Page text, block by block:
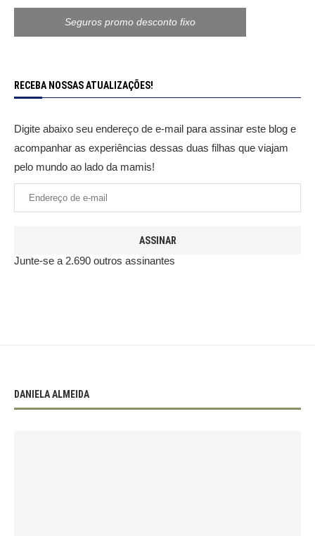
Seguros promo desconto fixo
RECEBA NOSSAS ATUALIZAÇÕES!
Digite abaixo seu endereço de e-mail para assinar este blog e
acompanhar as experiências dessas duas filhas que viajam
pelo mundo ao lado da mamis!
ASSINAR
Junte-se a 2.690 outros assinantes
DANIELA ALMEIDA